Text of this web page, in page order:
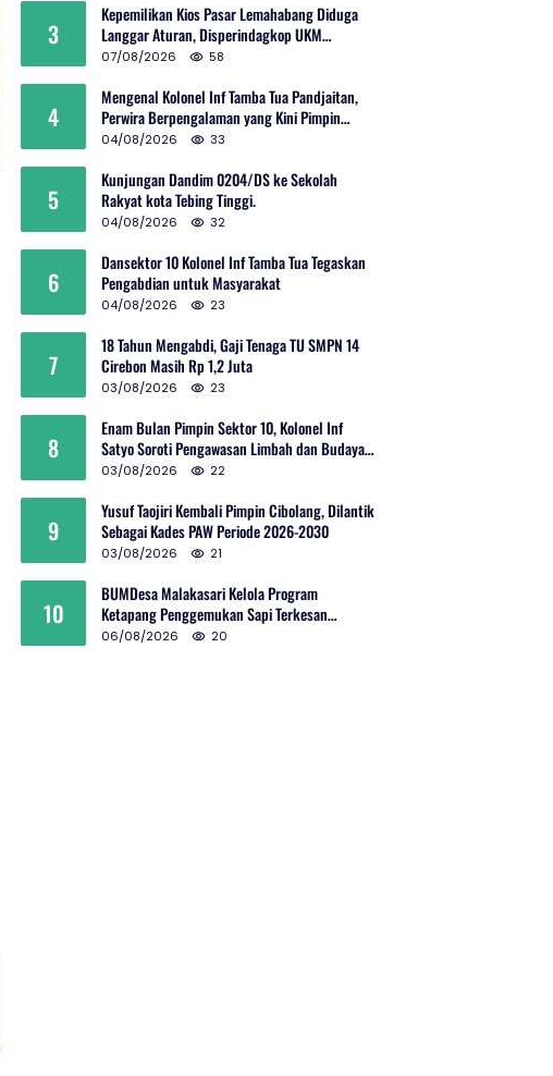
3
Kepemilikan Kios Pasar Lemahabang Diduga
Langgar Aturan, Disperindagkop UKM
Terkesan Lepas Tangan?
07/08/2026 58
4
Mengenal Kolonel Inf Tamba Tua Pandjaitan,
Perwira Berpengalaman yang Kini Pimpin
Sektor 10 Citarum Harum
04/08/2026 33
5
Kunjungan Dandim 0204/DS ke Sekolah
Rakyat kota Tebing Tinggi.
04/08/2026 32
6
Dansektor 10 Kolonel Inf Tamba Tua Tegaskan
Pengabdian untuk Masyarakat
04/08/2026 23
7
18 Tahun Mengabdi, Gaji Tenaga TU SMPN 14
Cirebon Masih Rp 1,2 Juta
03/08/2026 23
8
Enam Bulan Pimpin Sektor 10, Kolonel Inf
Satyo Soroti Pengawasan Limbah dan Budaya
Kelola Sampah
03/08/2026 22
9
Yusuf Taojiri Kembali Pimpin Cibolang, Dilantik
Sebagai Kades PAW Periode 2026-2030
03/08/2026 21
10
BUMDesa Malakasari Kelola Program
Ketapang Penggemukan Sapi Terkesan
Simpang Siur
06/08/2026 20